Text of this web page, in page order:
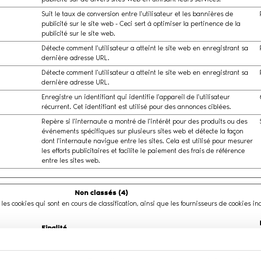
Suit le taux de conversion entre l'utilisateur et les bannières de
publicité sur le site web - Ceci sert à optimiser la pertinence de la
publicité sur le site web.
Détecte comment l'utilisateur a atteint le site web en enregistrant sa
dernière adresse URL.
Détecte comment l'utilisateur a atteint le site web en enregistrant sa
dernière adresse URL.
Enregistre un identifiant qui identifie l'appareil de l'utilisateur
récurrent. Cet identifiant est utilisé pour des annonces ciblées.
Repère si l'internaute a montré de l'intérêt pour des produits ou des
événements spécifiques sur plusieurs sites web et détecte la façon
dont l'internaute navigue entre les sites. Cela est utilisé pour mesurer
les efforts publicitaires et facilite le paiement des frais de référence
entre les sites web.
Non classés (4)
les cookies qui sont en cours de classification, ainsi que les fournisseurs de cookies
Finalité